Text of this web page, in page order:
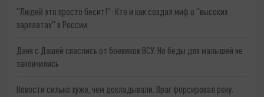
"Людей это просто бесит!": Кто и как создал миф о "высоких
зарплатах" в России
Даня с Дашей спаслись от боевиков ВСУ. Но беды для малышей не
закончились
Новости сильно хуже, чем докладывали. Враг форсировал реку.